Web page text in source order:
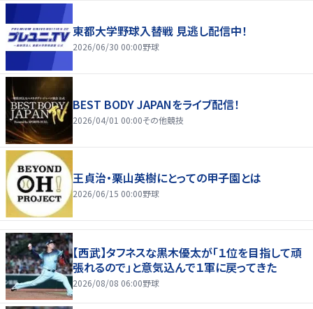
東都大学野球入替戦 見逃し配信中！
2026/06/30 00:00野球
BEST BODY JAPANをライブ配信！
2026/04/01 00:00その他競技
王貞治・栗山英樹にとっての甲子園とは
2026/06/15 00:00野球
【西武】タフネスな黒木優太が「１位を目指して頑
張れるので」と意気込んで１軍に戻ってきた
2026/08/08 06:00野球